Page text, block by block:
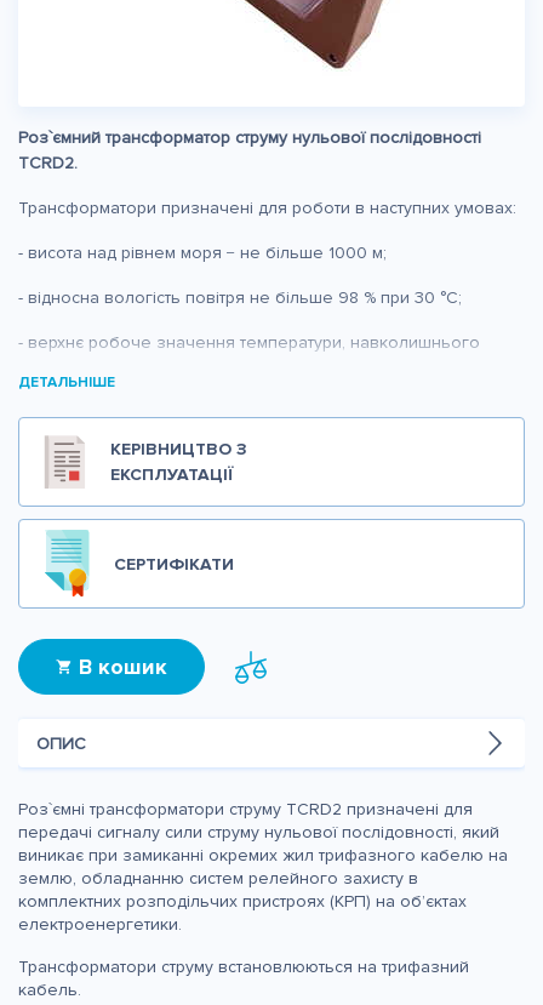
Роз`ємний трансформатор струму нульової послідовності
TCRD2.
Трансформатори призначені для роботи в наступних умовах:
- висота над рівнем моря − не більше 1000 м;
- відносна вологість повітря не більше 98 % при 30 °С;
- верхнє робоче значення температури, навколишнього
- нижнє робоче значення температури навколишнього
повітря − мінус 45 °С;
- навколишнє середовище - вибухобезпечне, яке не містить
пилу, хімічно активних газів і пари в
концентраціях, що руйнують покриття металів та ізоляцію;
- положення трансформаторів в просторі - будь-яке.
ДЕТАЛЬНІШЕ
КЕРІВНИЦТВО З
ЕКСПЛУАТАЦІЇ
СЕРТИФІКАТИ
В кошик
ОПИС
Роз`ємні трансформатори струму TCRD2 призначені для
передачі сигналу сили струму нульової послідовності, який
виникає при замиканні окремих жил трифазного кабелю на
землю, обладнанню систем релейного захисту в
комплектних розподільчих пристроях (КРП) на об’єктах
електроенергетики.
Трансформатори струму встановлюються на трифазний
кабель.